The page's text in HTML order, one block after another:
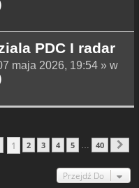
PDC I radar
maja 2026, 19:54 » w
Strona1 40
1 2 3 4 5 40
Przejdź Do